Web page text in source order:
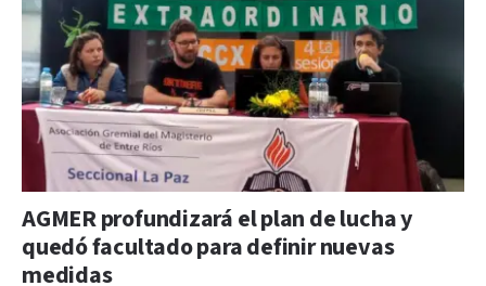
AGMER profundizará el plan de lucha y
quedó facultado para definir nuevas
medidas